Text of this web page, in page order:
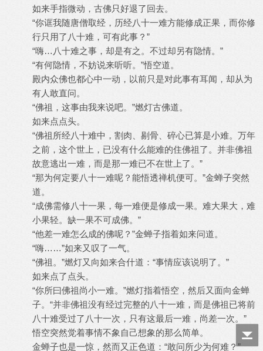
如来手指微动，古佛只好退了回去。
“你诓我随唐僧取经，历经八十一难方能修成正果，而你修
行只用了八十难，可有此事？”
“嗨…八十难之事，却是有之。不过却另有隐情。”
“有何隐情，不妨说来听听。”悟空道。
殿内众佛也都心中一动，以前只是对此事有耳闻，却从为
有人敢直问。
“佛祖，这事由我来说吧。”燃灯古佛道。
如来点点头。
“佛祖所经八十难中，割肉、剔骨、碎心已算是小难。万年
之前，这个世上，已没有什么能难的住佛祖了。并非佛祖
故意逃出一难，而是那一难已不在世上了。”
“那为何定要八十一难呢？能悟透禅机便可。”金蝉子突然
道。
“成佛需修八十一果，每一难便是修成一果。难大果大，难
小果轻。缺一果不可成佛。”
“他差一难怎么成的佛呢？”金蝉子指着如来问道。
“嗨……”如来又叹了一气。
“佛祖。”燃灯又向如来合什道：“事情应该说明了。”
如来点了点头。
“你所曰佛祖尚小一难。”燃灯指着悟空，然后又面向金蝉
子。“并非佛祖没有经过完整的八十一难，而是佛祖已将前
八十难受过了八十一次，只有这最后一难，尚差一次。”
悟空突然觉着事情不象自己想象的那么简单。
金蝉子也是一惊，然而又正色道：“敢问所少为何难？”